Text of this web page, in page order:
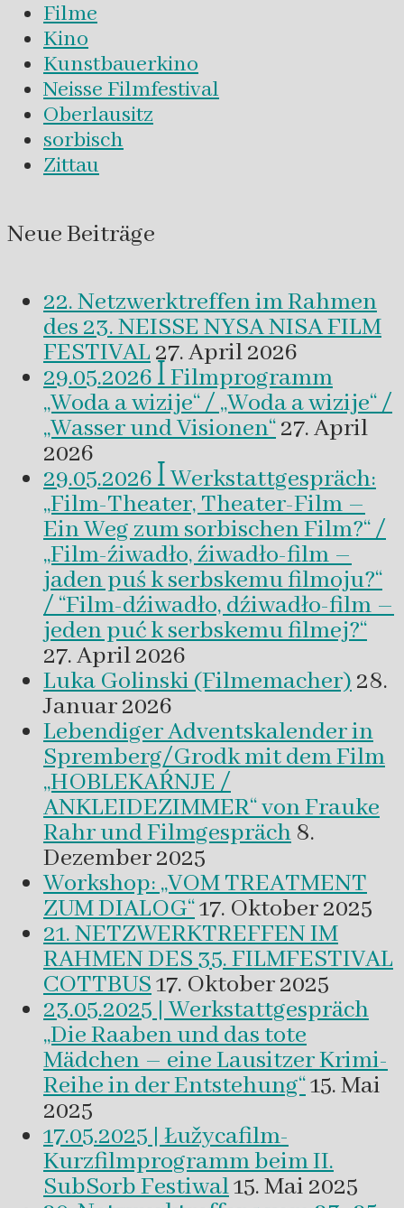
Filme
Kino
Kunstbauerkino
Neisse Filmfestival
Oberlausitz
sorbisch
Zittau
Neue Beiträge
22. Netzwerktreffen im Rahmen
des 23. NEISSE NYSA NISA FILM
FESTIVAL27. April 2026
29.05.2026 ꟾ Filmprogramm
„Woda a wizije“ / „Woda a wizije“ /
„Wasser und Visionen“27. April
2026
29.05.2026 ꟾ Werkstattgespräch:
„Film-Theater, Theater-Film –
Ein Weg zum sorbischen Film?“ /
„Film-źiwadło, źiwadło-film –
jaden puś k serbskemu filmoju?“
/ “Film-dźiwadło, dźiwadło-film –
jeden puć k serbskemu filmej?“
27. April 2026
Luka Golinski (Filmemacher)28.
Januar 2026
Lebendiger Adventskalender in
Spremberg/Grodk mit dem Film
„HOBLEKAŔNJE /
ANKLEIDEZIMMER“ von Frauke
Rahr und Filmgespräch 8.
Dezember 2025
Workshop: „VOM TREATMENT
ZUM DIALOG“17. Oktober 2025
21. NETZWERKTREFFEN IM
RAHMEN DES 35. FILMFESTIVAL
COTTBUS17. Oktober 2025
23.05.2025 | Werkstattgespräch
„Die Raaben und das tote
Mädchen – eine Lausitzer Krimi-
Reihe in der Entstehung“15. Mai
2025
17.05.2025 | Łužycafilm-
Kurzfilmprogramm beim II.
SubSorb Festiwal15. Mai 2025